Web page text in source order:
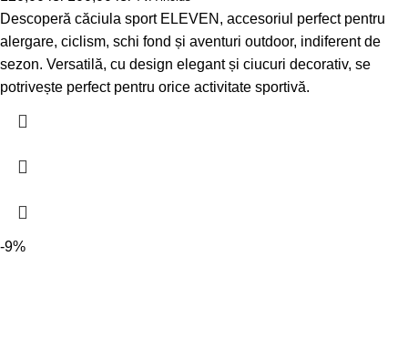
Descoperă căciula sport ELEVEN, accesoriul perfect pentru
alergare, ciclism, schi fond și aventuri outdoor, indiferent de
sezon. Versatilă, cu design elegant și ciucuri decorativ, se
potrivește perfect pentru orice activitate sportivă.
-9%